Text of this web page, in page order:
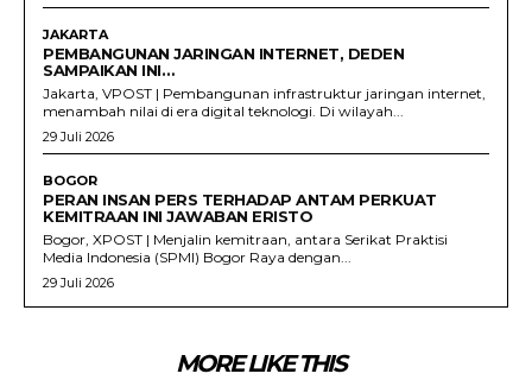
JAKARTA
PEMBANGUNAN JARINGAN INTERNET, DEDEN
SAMPAIKAN INI…
Jakarta, VPOST | Pembangunan infrastruktur jaringan internet,
menambah nilai di era digital teknologi. Di wilayah...
29 Juli 2026
BOGOR
PERAN INSAN PERS TERHADAP ANTAM PERKUAT
KEMITRAAN INI JAWABAN ERISTO
Bogor, XPOST | Menjalin kemitraan, antara Serikat Praktisi
Media Indonesia (SPMI) Bogor Raya dengan...
29 Juli 2026
MORE LIKE THIS